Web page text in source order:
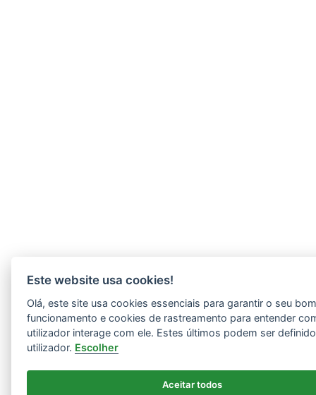
Este website usa cookies!
Olá, este site usa cookies essenciais para garantir o seu
funcionamento e cookies de rastreamento para entender
utilizador interage com ele. Estes últimos podem ser
utilizador. Escolher
Aceitar todos